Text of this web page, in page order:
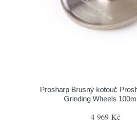
Prosharp Brusný kotouč
Grinding Wheels
4 969 Kč